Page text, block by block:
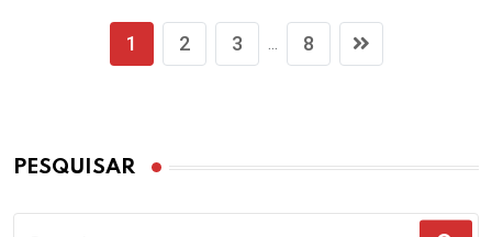
1 2 3 ... 8
PESQUISAR